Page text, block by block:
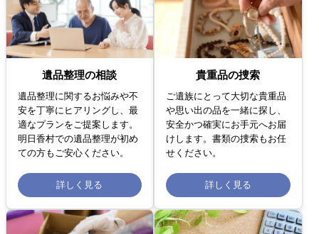
遺品整理の相談
遺品整理に関するお悩みや不
安を丁寧にヒアリングし、最
適なプランをご提案します。
明日香村での遺品整理が初め
ての方もご安心ください。
詳しく見る
貴重品の捜索
ご遺族にとって大切な貴重品
や思い出の品を一緒に探し、
安全かつ確実にお手元へお届
けします。書類の捜索もお任
せください。
詳しく見る